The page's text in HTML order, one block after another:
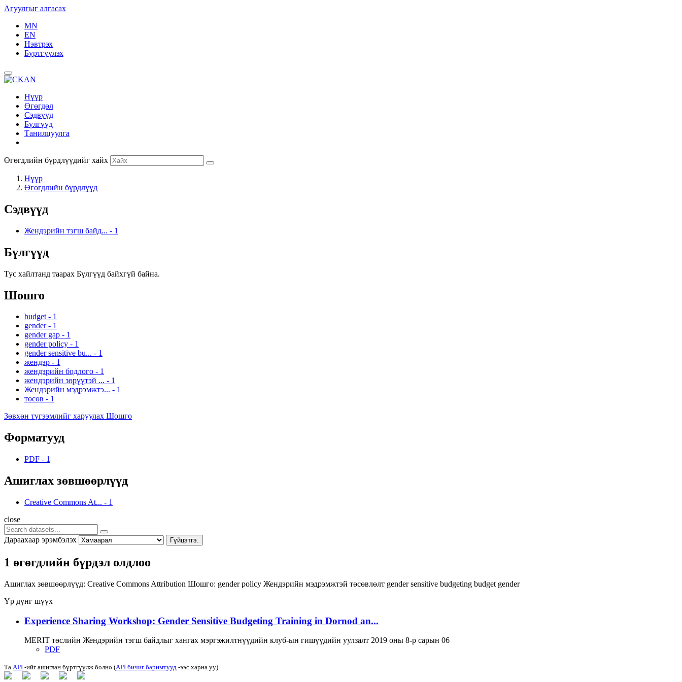
Агуулгыг алгасах
MN
EN
Нэвтрэх
Бүртгүүлэх
Нүүр
Өгөгдөл
Сэдвүүд
Бүлгүүд
Танилцуулга
Өгөгдлийн бүрдлүүдийг хайх
Нүүр
Өгөгдлийн бүрдлүүд
Сэдвүүд
Жендэрийн тэгш байд... - 1
Бүлгүүд
Тус хайлтанд таарах Бүлгүүд байхгүй байна.
Шошго
budget - 1
gender - 1
gender gap - 1
gender policy - 1
gender sensitive bu... - 1
жендэр - 1
жендэрийн бодлого - 1
жендэрийн зөрүүтэй ... - 1
Жендэрийн мэдрэмжтэ... - 1
төсөв - 1
Зөвхөн түгээмлийг харуулах Шошго
Форматууд
PDF - 1
Ашиглах зөвшөөрлүүд
Creative Commons At... - 1
close
Дараахаар эрэмбэлэх Гүйцэтгэ.
1 өгөгдлийн бүрдэл олдлоо
Ашиглах зөвшөөрлүүд: Creative Commons Attribution Шошго: gender policy Жендэрийн мэдрэмжтэй төсөвлөлт gender sensitive budgeting budget gender
Үр дүнг шүүх
Experience Sharing Workshop: Gender Sensitive Budgeting Training in Dornod an...
MERIT төслийн Жендэрийн тэгш байдлыг хангах мэргэжилтнүүдийн клуб-ын гишүүдийн уулзалт 2019 оны 8-р сарын 06
PDF
Та API -ийг ашиглан бүртгүүлж болно (API бичиг баримтууд -ээс харна уу).